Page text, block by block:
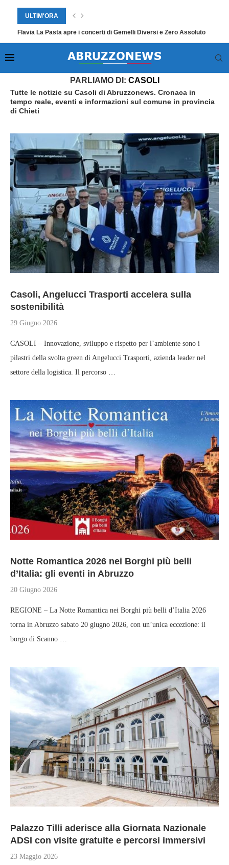
ULTIM'ORA
Flavia La Pasta apre i concerti di Gemelli Diversi e Zero Assoluto
Home
PARLIAMO DI: CASOLI
Tutte le notizie su Casoli di Abruzzonews. Cronaca in
tempo reale, eventi e informazioni sul comune in provincia
di Chieti
Casoli, Angelucci Trasporti accelera sulla
sostenibilità
29 Giugno 2026
CASOLI – Innovazione, sviluppo e rispetto per l’ambiente sono i
pilastri della svolta green di Angelucci Trasporti, azienda leader nel
settore della logistica. Il percorso …
Notte Romantica 2026 nei Borghi più belli
d’Italia: gli eventi in Abruzzo
20 Giugno 2026
REGIONE – La Notte Romantica nei Borghi più belli d’Italia 2026
torna in Abruzzo sabato 20 giugno 2026, con un’unica eccezione: il
borgo di Scanno …
Palazzo Tilli aderisce alla Giornata Nazionale
ADSI con visite gratuite e percorsi immersivi
23 Maggio 2026